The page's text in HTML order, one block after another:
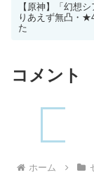
【原神】「幻想
りあえず無凸・
た
コメント
ホーム